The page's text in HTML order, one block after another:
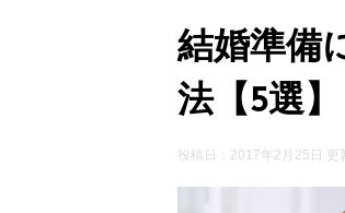
結婚準備
法【5選】
投稿日：2017年2月25日 更